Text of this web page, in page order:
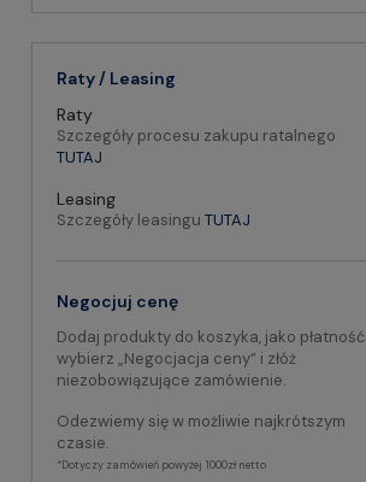
Raty / Leasing
Raty
Szczegóły procesu zakupu ratalnego
TUTAJ
Leasing
Szczegóły leasingu TUTAJ
Negocjuj cenę
Dodaj produkty do koszyka, jako płatność
wybierz „Negocjacja ceny” i złóż
niezobowiązujące zamówienie.
Odezwiemy się w możliwie najkrótszym
czasie.
*Dotyczy zamówień powyżej 1000zł netto